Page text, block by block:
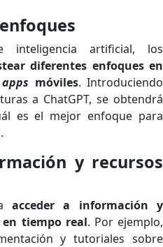
inteligencia artificial, los
diferentes enfoques en
apps móviles. Introduciendo
a ChatGPT, se obtendrá
es el mejor enfoque para
y recursos
acceder a información y
en tiempo real. Por ejemplo,
y tutoriales sobre